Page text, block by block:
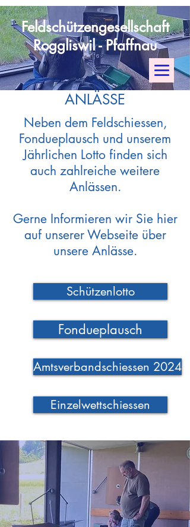
Feldschützengesellschaft
Roggliswil - Pfaffnau
ANLÄSSE
Neben dem Feldschiessen,
Fondueplausch und unserem
Jährlichen Lotto finden sich
auch zahlreiche weitere
Anlässen.
Gerne Informieren wir Sie hier
auf unserer Webseite über
unsere Anlässe.
Schützenlotto
Fondueplausch
Amtsverbandschiessen 2024
Einzelwettschiessen